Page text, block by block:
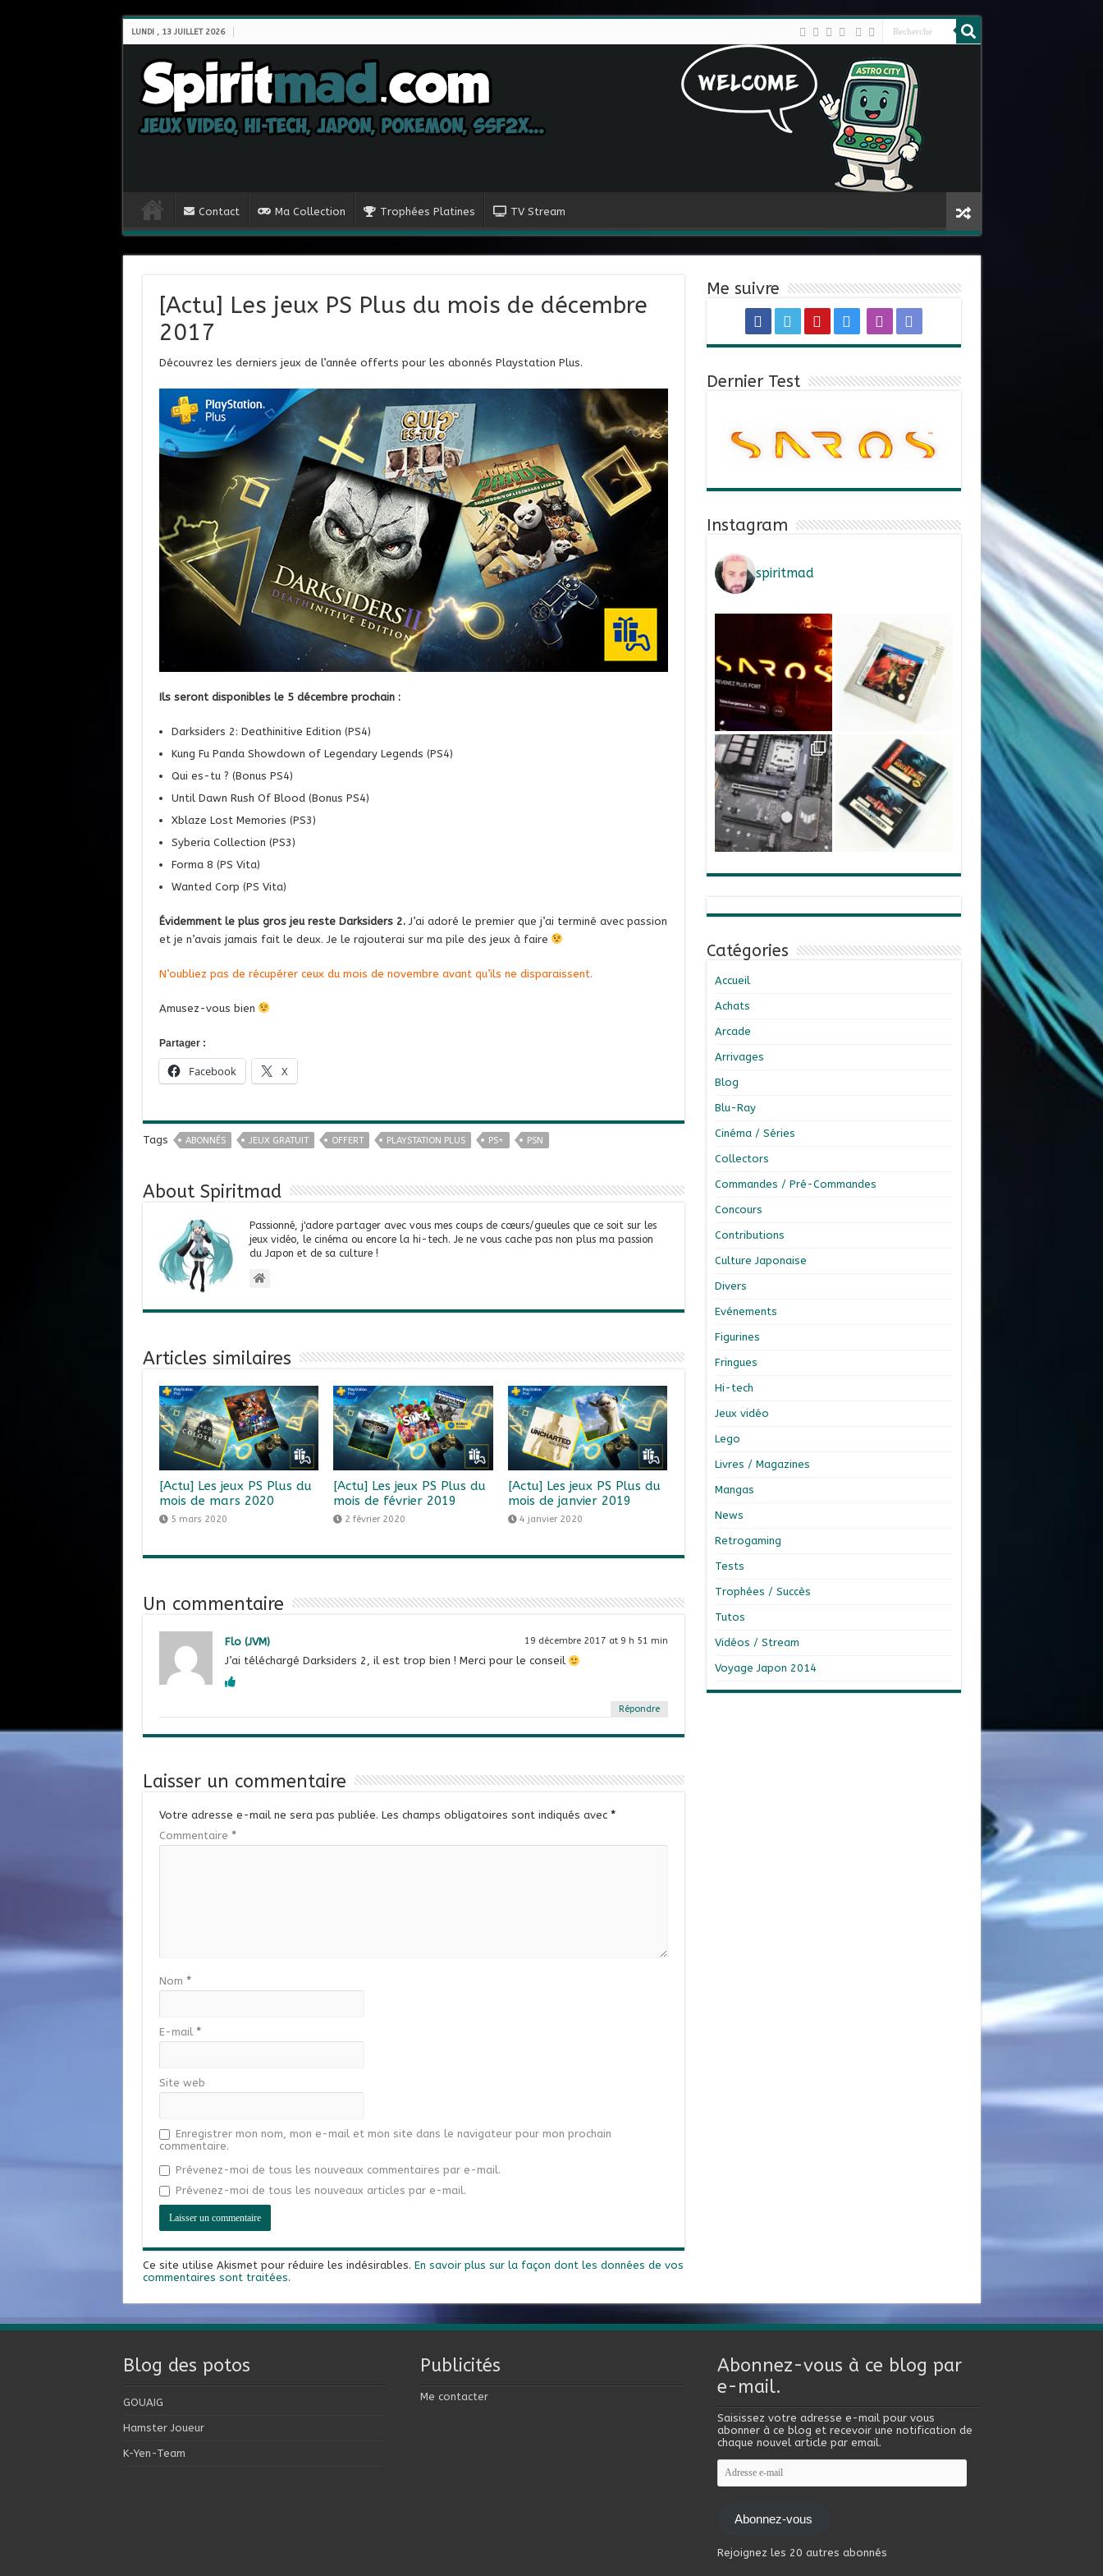
LUNDI , 13 JUILLET 2026
Contact Ma Collection Trophées Platines TV Stream
[Actu] Les jeux PS Plus du mois de décembre
2017
Découvrez les derniers jeux de l’année offerts pour les abonnés Playstation Plus.
Ils seront disponibles le 5 décembre prochain :
Darksiders 2: Deathinitive Edition (PS4)
Kung Fu Panda Showdown of Legendary Legends (PS4)
Qui es-tu ? (Bonus PS4)
Until Dawn Rush Of Blood (Bonus PS4)
Xblaze Lost Memories (PS3)
Syberia Collection (PS3)
Forma 8 (PS Vita)
Wanted Corp (PS Vita)
Évidemment le plus gros jeu reste Darksiders 2.J’ai adoré le premier que j’ai terminé avec passion
et je n’avais jamais fait le deux. Je le rajouterai sur ma pile des jeux à faire
N’oubliez pas de récupérer ceux du mois de novembre avant qu’ils ne disparaissent.
Amusez-vous bien
Partager :
Facebook X
Tags ABONNÉS JEUX GRATUIT OFFERT PLAYSTATION PLUS PS+ PSN
About Spiritmad
Passionné, j'adore partager avec vous mes coups de cœurs/gueules que ce soit sur les
jeux vidéo, le cinéma ou encore la hi-tech. Je ne vous cache pas non plus ma passion
du Japon et de sa culture !
Articles similaires
[Actu] Les jeux PS Plus du
mois de mars 2020
5 mars 2020
[Actu] Les jeux PS Plus du
mois de février 2019
2 février 2020
[Actu] Les jeux PS Plus du
mois de janvier 2019
4 janvier 2020
Un commentaire
Flo (JVM) 19 décembre 2017 at 9 h 51 min
J’ai téléchargé Darksiders 2, il est trop bien ! Merci pour le conseil
Répondre
Laisser un commentaire
Votre adresse e-mail ne sera pas publiée. Les champs obligatoires sont indiqués avec *
Commentaire *
Nom *
E-mail *
Site web
Enregistrer mon nom, mon e-mail et mon site dans le navigateur pour mon prochain
commentaire.
Prévenez-moi de tous les nouveaux commentaires par e-mail.
Prévenez-moi de tous les nouveaux articles par e-mail.
Ce site utilise Akismet pour réduire les indésirables. En savoir plus sur la façon dont les données de vos
commentaires sont traitées.
Me suivre
Dernier Test
Instagram
spiritmad
Catégories
Accueil
Achats
Arcade
Arrivages
Blog
Blu-Ray
Cinéma / Séries
Collectors
Commandes / Pré-Commandes
Concours
Contributions
Culture Japonaise
Divers
Evénements
Figurines
Fringues
Hi-tech
Jeux vidéo
Lego
Livres / Magazines
Mangas
News
Retrogaming
Tests
Trophées / Succès
Tutos
Vidéos / Stream
Voyage Japon 2014
Blog des potos
GOUAIG
Hamster Joueur
K-Yen-Team
Publicités
Me contacter
Abonnez-vous à ce blog par
e-mail.
Saisissez votre adresse e-mail pour vous
abonner à ce blog et recevoir une notification de
chaque nouvel article par email.
Adresse
e-
mail
Abonnez-vous
Rejoignez les 20 autres abonnés